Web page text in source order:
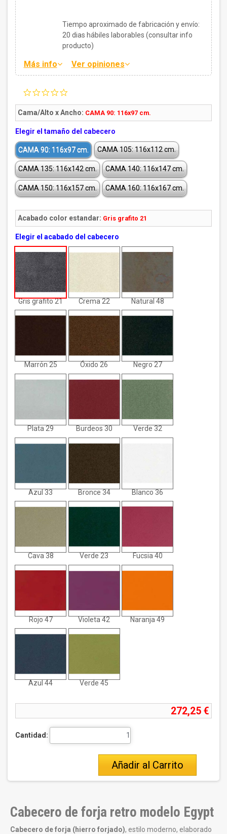
Tiempo aproximado de fabricación y envío:
20 dias hábiles laborables (consultar info
producto)
Más info Ver opiniones
rating
Cama/Alto x Ancho: CAMA 90: 116x97 cm.
Elegir el tamaño del cabecero
CAMA 90: 116x97 cm. CAMA 105: 116x112 cm.
CAMA 135: 116x142 cm. CAMA 140: 116x147 cm.
CAMA 150: 116x157 cm. CAMA 160: 116x167 cm.
Acabado color estandar: Gris grafito 21
Elegir el acabado del cabecero
Gris grafito 21 Crema 22 Natural 48
Marrón 25 Óxido 26 Negro 27
Plata 29 Burdeos 30 Verde 32
Azul 33 Bronce 34 Blanco 36
Cava 38 Verde 23 Fucsia 40
Rojo 47 Violeta 42 Naranja 49
Azul 44 Verde 45
272,25 €
Cantidad:
Añadir al Carrito
Cabecero de forja retro modelo Egypt
Cabecero de forja (hierro forjado), estilo moderno, elaborado